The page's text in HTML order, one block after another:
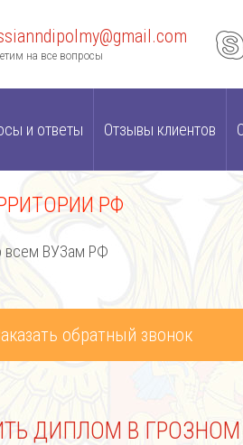
на все вопросы
и ответы Отзывы клиентов
РФ
всем ВУЗам РФ
обратный звонок
ДИПЛОМ В ГРОЗНОМ